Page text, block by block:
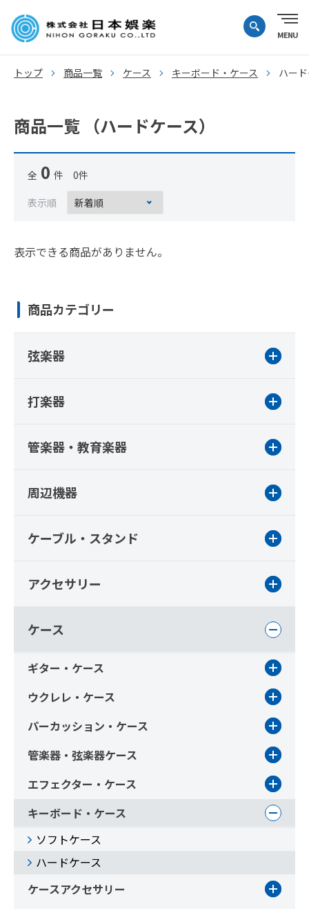
トップ 商品一覧 ケース キーボード・ケース ハー
商品一覧 （ハードケース）
全 0 件 0件
表示順
表示できる商品がありません。
商品カテゴリー
弦楽器
打楽器
管楽器・教育楽器
周辺機器
ケーブル・スタンド
アクセサリー
ケース
ギター・ケース
ウクレレ・ケース
パーカッション・ケース
管楽器・弦楽器ケース
エフェクター・ケース
キーボード・ケース
ソフトケース
ハードケース
ケースアクセサリー